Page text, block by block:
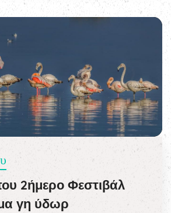
2ήμερο Φεστιβάλ
γη ύδωρ